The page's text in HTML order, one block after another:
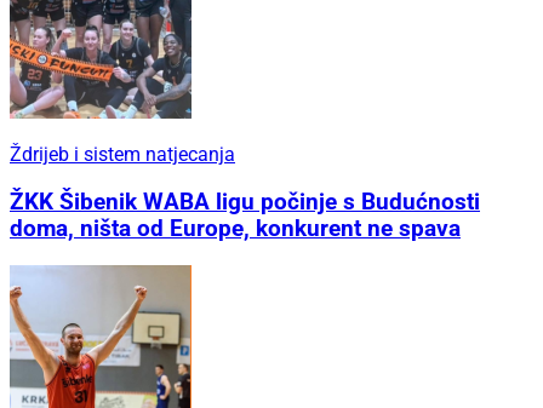
Ždrijeb i sistem natjecanja
ŽKK Šibenik WABA ligu počinje s Budućnosti
doma, ništa od Europe, konkurent ne spava